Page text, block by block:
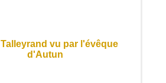
Talleyrand vu par l'évêque
d'Autun